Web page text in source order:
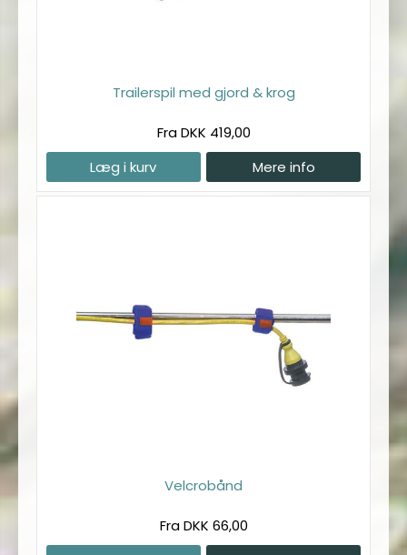
Trailerspil med gjord & krog
Fra DKK 419,00
Læg i kurv
Mere info
Velcrobånd
Fra DKK 66,00